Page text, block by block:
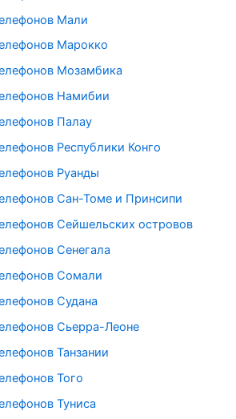
Мали
Марокко
Мозамбика
Намибии
Палау
Республики Конго
Руанды
Сан-Томе и Принсипи
Сейшельских островов
Сенегала
Сомали
Судана
Сьерра-Леоне
Танзании
Того
Туниса